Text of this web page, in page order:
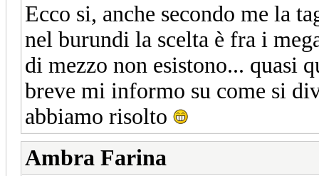
Ecco si, anche secondo me la
nel burundi la scelta è fra i
di mezzo non esistono... quasi
breve mi informo su come si
abbiamo risolto
Ambra Farina